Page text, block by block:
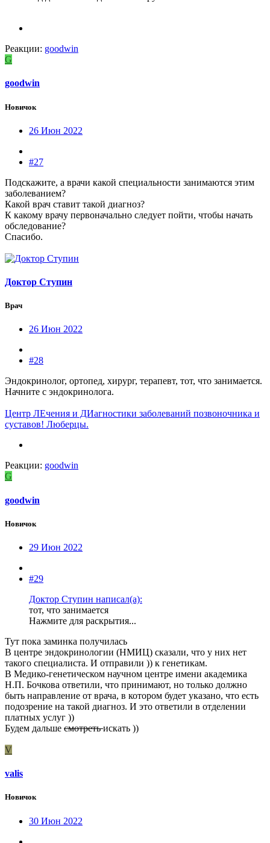
Реакции: goodwin
G
goodwin
Новичок
26 Июн 2022
#27
Подскажите, а врачи какой специальности занимаются этим
заболеванием?
Какой врач ставит такой диагноз?
К какому врачу первоначально следует пойти, чтобы начать
обследование?
Спасибо.
Доктор Ступин
Врач
26 Июн 2022
#28
Эндокринолог, ортопед, хирург, терапевт, тот, что занимается.
Начните с эндокринолога.
Центр ЛЕчения и ДИагностики заболеваний позвоночника и
суставов! Люберцы.
Реакции: goodwin
G
goodwin
Новичок
29 Июн 2022
#29
Доктор Ступин написал(а):
тот, что занимается
Нажмите для раскрытия...
Тут пока заминка получилась
В центре эндокринологии (НМИЦ) сказали, что у них нет
такого специалиста. И отправили )) к генетикам.
В Медико-генетическом научном центре имени академика
Н.П. Бочкова ответили, что принимают, но только должно
быть направление от врача, в котором будет указано, что есть
подозрение на такой диагноз. И это ответили в отделении
платных услуг ))
Будем дальше смотретьискать ))
V
valis
Новичок
30 Июн 2022